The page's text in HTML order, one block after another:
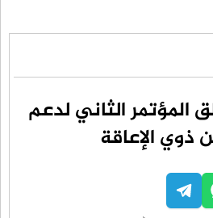
المؤتمر الثاني لدعم
ذوي الإعاقة